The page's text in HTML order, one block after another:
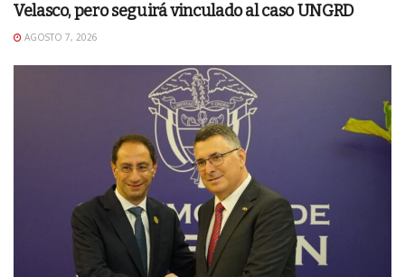
Velasco, pero seguirá vinculado al caso UNGRD
AGOSTO 7, 2026